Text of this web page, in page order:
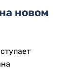
новом